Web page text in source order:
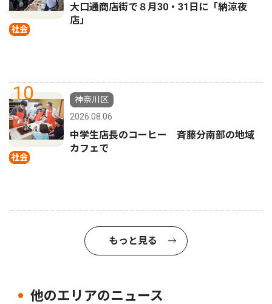
社会
大口通商店街で８月30・31日に「納涼夜
店」
10
社会
神奈川区
2026.08.06
中学生店長のコーヒー 斉藤分南部の地域
カフェで
もっと見る
他のエリアのニュース